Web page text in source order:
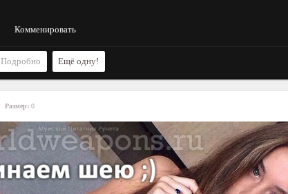
Комменировать
Подробно Ещё одну!
Размер: 0